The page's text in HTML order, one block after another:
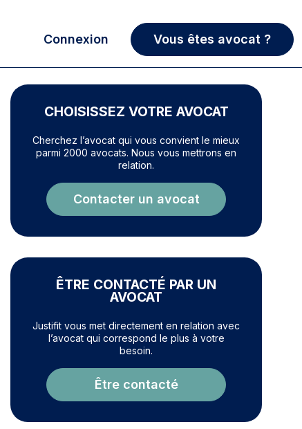
Connexion Vous êtes avocat ?
CHOISISSEZ VOTRE AVOCAT
Cherchez l’avocat qui vous convient le mieux
parmi 2000 avocats. Nous vous mettrons en
relation.
Contacter un avocat
ÊTRE CONTACTÉ PAR UN
AVOCAT
Justifit vous met directement en relation avec
l’avocat qui correspond le plus à votre
besoin.
Être contacté